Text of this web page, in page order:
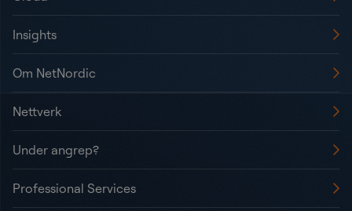
Insights
Om NetNordic
Nettverk
Under angrep?
Professional Services